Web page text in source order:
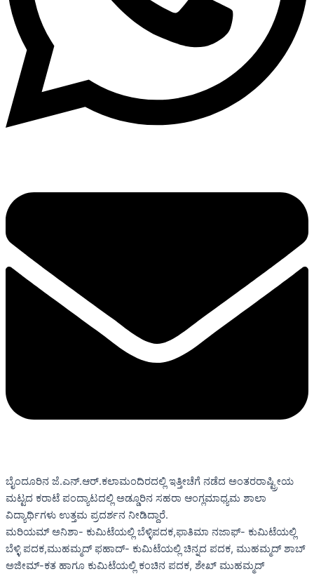
ಬೈಂದೂರಿನ ಜೆ.ಎನ್.ಆರ್.ಕಲಾಮಂದಿರದಲ್ಲಿ ಇತ್ತೀಚೆಗೆ ನಡೆದ ಅಂತರರಾಷ್ಟ್ರೀಯ
ಮಟ್ಟದ ಕರಾಟೆ ಪಂದ್ಯಾಟದಲ್ಲಿ ಅಡ್ಡೂರಿನ ಸಹರಾ ಆಂಗ್ಲಮಾಧ್ಯಮ ಶಾಲಾ
ವಿದ್ಯಾರ್ಥಿಗಳು ಉತ್ತಮ ಪ್ರದರ್ಶನ ನೀಡಿದ್ದಾರೆ.
ಮರಿಯಮ್ ಅನಿಶಾ- ಕುಮಿಟೆಯಲ್ಲಿ ಬೆಳ್ಳಿಪದಕ,ಫಾತಿಮಾ ನಜಾಫ್- ಕುಮಿಟೆಯಲ್ಲಿ
ಬೆಳ್ಳಿ ಪದಕ,ಮುಹಮ್ಮದ್ ಫಹಾದ್- ಕುಮಿಟೆಯಲ್ಲಿ ಚಿನ್ನದ ಪದಕ, ಮುಹಮ್ಮದ್ ಶಾಬ್
ಅಜೀಮ್-ಕತ ಹಾಗೂ ಕುಮಿಟೆಯಲ್ಲಿ ಕಂಚಿನ ಪದಕ, ಶೇಖ್ ಮುಹಮ್ಮದ್